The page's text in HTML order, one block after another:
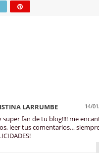
LARRUMBE 14/
super fan de tu blog!!!! me
leer tus comentarios…